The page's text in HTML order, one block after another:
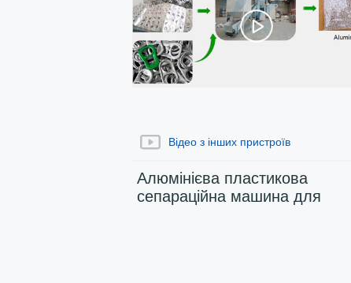
Відео з інших пристроїв
Алюмінієва пластикова
сепараційна машина для